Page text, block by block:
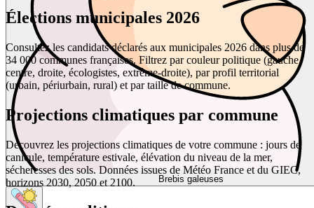
Brebis galeuses
Élections municipales 2026
Consultez les candidats déclarés aux municipales 2026 dans plus de
34 000 communes françaises. Filtrez par couleur politique (gauche,
centre, droite, écologistes, extrême-droite), par profil territorial
(urbain, périurbain, rural) et par taille de commune.
Projections climatiques par commune
Découvrez les projections climatiques de votre commune : jours de
canicule, température estivale, élévation du niveau de la mer,
sécheresses des sols. Données issues de Météo France et du GIEC,
horizons 2030, 2050 et 2100.